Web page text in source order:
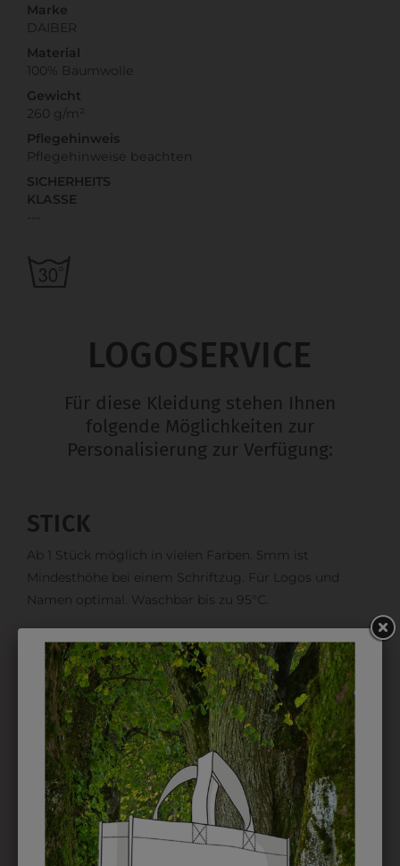
Marke
DAIBER
Material
100% Baumwolle
Gewicht
260 g/m²
Pflegehinweis
Pflegehinweise beachten
SICHERHEITS
KLASSE
LOGOSERVICE
Für diese Kleidung stehen Ihnen
folgende Möglichkeiten zur
Personalisierung zur Verfügung:
STICK
Ab 1 Stück möglich in vielen Farben. 5mm ist
Mindesthöhe bei einem Schriftzug. Für Logos und
Namen optimal. Waschbar bis zu 95°C.
EMBLEM
Kann gestickt oder bedruckt werden. Sehr vielseitig
einsetzbar und beim Sticken wieder ab 1 Stück
möglich.
DRUCK
Perfekt für große Logos und für kleine Details, jedoch
kostet jede Farbe extra und ist erst ab 12 Stück
möglich. Waschbar bis zu 60°C.